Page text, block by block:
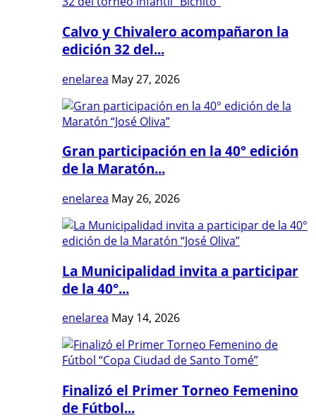
Calvo y Chivalero acompañaron la
edición 32 del...
enelarea May 27, 2026
Gran participación en la 40° edición
de la Maratón...
enelarea May 26, 2026
La Municipalidad invita a participar
de la 40°...
enelarea May 14, 2026
Finalizó el Primer Torneo Femenino
de Fútbol...